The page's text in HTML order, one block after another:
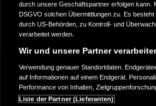
durch unsere Geschäftspartner erfolgen kann.
DSGVO solchen Übermittlungen zu. Es
durch US-Behörden, zu Kontroll- und
verarbeitet werden.
Wir und unsere Partner
Verwendung genauer Standortdaten.
auf Informationen auf einem Endgerät.
Performance von Inhalten,
Liste der Partner (Lieferanten)